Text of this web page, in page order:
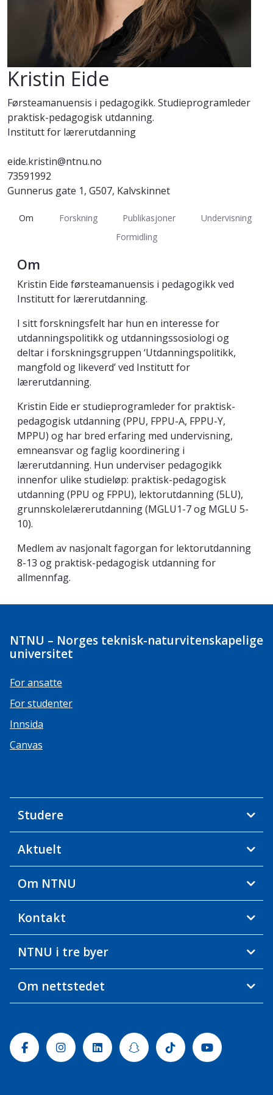
Kristin Eide
Førsteamanuensis i pedagogikk. Studieprogramleder
praktisk-pedagogisk utdanning.
Institutt for lærerutdanning
eide.kristin@ntnu.no
73591992
Gunnerus gate 1, G507, Kalvskinnet
Om Forskning Publikasjoner
Undervisning
Formidling
Om
Kristin Eide førsteamanuensis i pedagogikk ved
Institutt for lærerutdanning.
I sitt forskningsfelt har hun en interesse for
utdanningspolitikk og utdanningssosiologi og
deltar i forskningsgruppen ‘Utdanningspolitikk,
mangfold og likeverd’ ved Institutt for
lærerutdanning.
Kristin Eide er studieprogramleder for praktisk-
pedagogisk utdanning (PPU, FPPU-A, FPPU-Y,
MPPU) og har bred erfaring med undervisning,
emneansvar og faglig koordinering i
lærerutdanning. Hun underviser pedagogikk
innenfor ulike studieløp: praktisk-pedagogisk
utdanning (PPU og FPPU), lektorutdanning (5LU),
grunnskolelærerutdanning (MGLU1-7 og MGLU 5-
10).
Medlem av nasjonalt fagorgan for lektorutdanning
8-13 og praktisk-pedagogisk utdanning for
allmennfag.
NTNU – Norges teknisk-naturvitenskapelige
universitet
For ansatte
For studenter
Innsida
Canvas
Studere
Aktuelt
Om NTNU
Kontakt
NTNU i tre byer
Om nettstedet
FacebookInstagramLinkedinSnapchatTiktok Youtube